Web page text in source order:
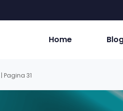
Home
| Pagina 31